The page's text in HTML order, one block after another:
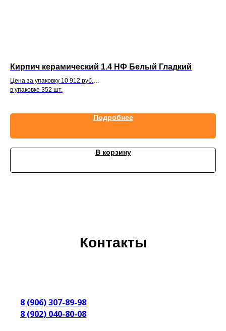
Кирпич керамический 1.4 НФ Белый Гладкий
Цена за упаковку 10 912 руб.
в упаковке 352 шт.
Подробнее
В корзину
Контакты
8 (906) 307-89-98
8 (902) 040-80-08